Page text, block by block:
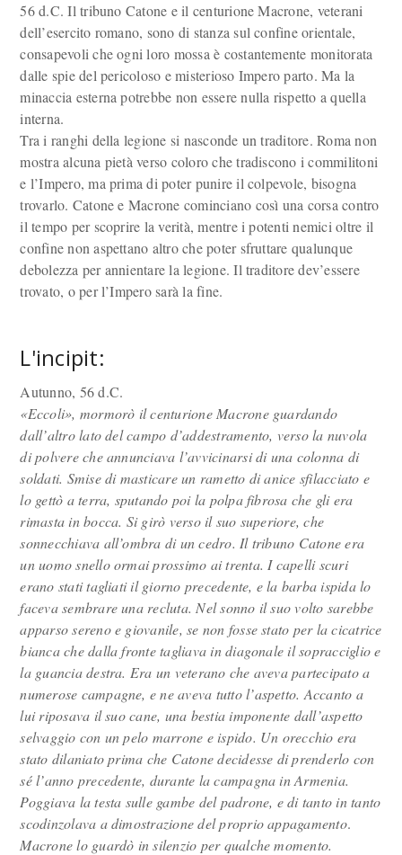
56 d.C. Il tribuno Catone e il centurione Macrone, veterani
dell’esercito ro­mano, sono di stanza sul confine orientale,
consapevoli che ogni loro mossa è costantemente monitorata
dalle spie del pericoloso e miste­rioso Impero parto. Ma la
minaccia esterna potrebbe non essere nulla rispetto a quella
interna.
Tra i ranghi della legione si nasconde un traditore. Roma non
mostra alcuna pietà verso coloro che tradi­scono i commilitoni
e l’Impero, ma prima di poter punire il colpevole, bisogna
trovarlo. Catone e Macrone cominciano così una corsa contro
il tempo per sco­prire la verità, mentre i potenti ne­mici oltre il
confine non aspettano altro che poter sfruttare qualunque
debolezza per annientare la legio­ne. Il traditore dev’essere
trovato, o per l’Impero sarà la fine.
L'incipit:
Autunno, 56 d.C.
«Eccoli», mormorò il centurione Macrone guardando
dall’altro lato del campo d’addestramento, verso la nuvola
di polvere che annunciava l’avvicinarsi di una colonna di
soldati. Smise di masticare un rametto di anice sfilacciato e
lo gettò a terra, sputando poi la polpa fibrosa che gli era
rimasta in bocca. Si girò verso il suo superiore, che
sonnecchiava all’ombra di un cedro. Il tribuno Catone era
un uomo snello ormai prossimo ai trenta. I capelli scuri
erano stati tagliati il giorno precedente, e la barba ispida lo
faceva sembrare una recluta. Nel sonno il suo volto sarebbe
apparso sereno e giovanile, se non fosse stato per la cicatrice
bianca che dalla fronte tagliava in diagonale il sopracciglio e
la guancia destra. Era un veterano che aveva partecipato a
numerose campagne, e ne aveva tutto l’aspetto. Accanto a
lui riposava il suo cane, una bestia imponente dall’aspetto
selvaggio con un pelo marrone e ispido. Un orecchio era
stato dilaniato prima che Catone decidesse di prenderlo con
sé l’anno precedente, durante la campagna in Armenia.
Poggiava la testa sulle gambe del padrone, e di tanto in tanto
scodinzolava a dimostrazione del proprio appagamento.
Macrone lo guardò in silenzio per qualche momento.